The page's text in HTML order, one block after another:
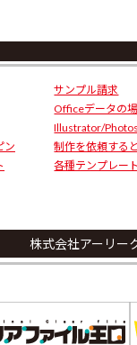
ン
サンプル請求
Officeデータの
Illustrator/
制作を依頼する
各種テンプレー
株式会社アーリ